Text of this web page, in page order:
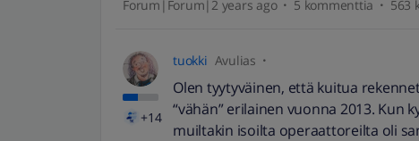
Forum|Forum|2 years ago 5 kommenttia 563
+14
tuokki Avulias
Olen tyytyväinen, että kuitua
“vähän” erilainen vuonna 2013. Kun
muiltakin isoilta operaattoreilta oli